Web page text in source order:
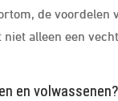
de
alleen een
en volwassenen?